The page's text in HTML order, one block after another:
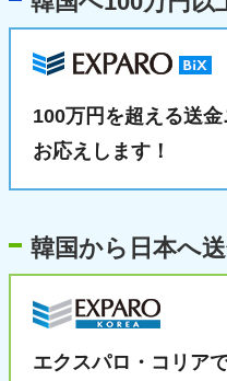
100万円を超える送
お応えします！
韓国から日本へ
エクスパロ・コリア